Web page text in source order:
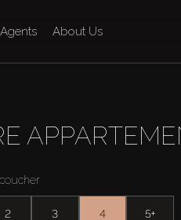
Agents About Us
2 3 4 5+